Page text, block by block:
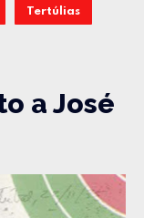
Tertúlias
a José